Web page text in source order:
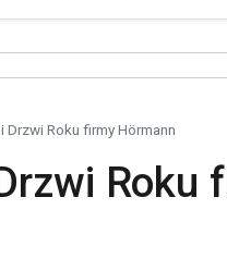
Drzwi Roku firmy Hörmann
Roku